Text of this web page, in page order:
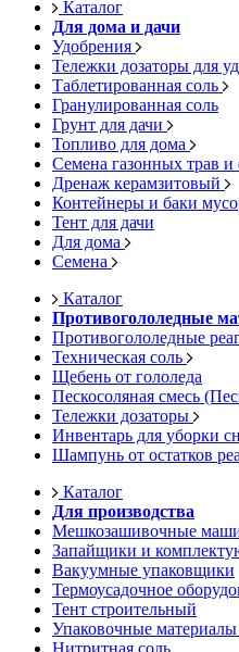
Каталог
Для дома и дачи
Удобрения
Тележки дозаторы для
Таблетированная соль
Гранулированная соль
Грунт для дачи
Топливо для дома
Семена газонных трав и
Дренаж керамзитовый
Контейнеры и баки
Тент для дачи
Для дома
Семена
Каталог
Противогололедные
Противогололедные
Техническая соль
Щебень от гололеда
Пескосоляная смесь
Тележки дозаторы
Инвентарь для уборки
Шампунь от остатков
Каталог
Для производства
Мешкозашивочные
Запайщики и
Вакуумные упаковщики
Термоусадочное
Тент строительный
Упаковочные материалы
Нитритная соль